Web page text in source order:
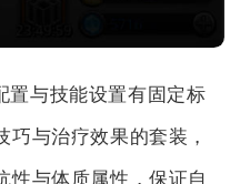
置与技能设置有固定标
与治疗效果的套装，
性与体质属性，保证自